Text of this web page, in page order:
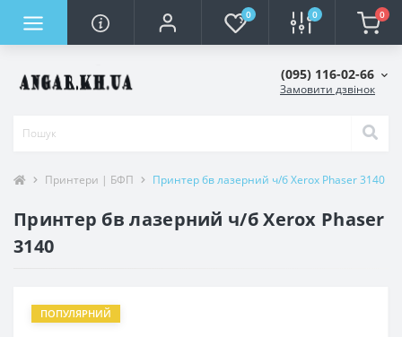
0 0 0
(095) 116-02-66
Замовити дзвінок
Принтери | БФП Принтер бв лазерний ч/б Xerox Phaser 3140
Принтер бв лазерний ч/б Xerox Phaser
3140
ПОПУЛЯРНИЙ